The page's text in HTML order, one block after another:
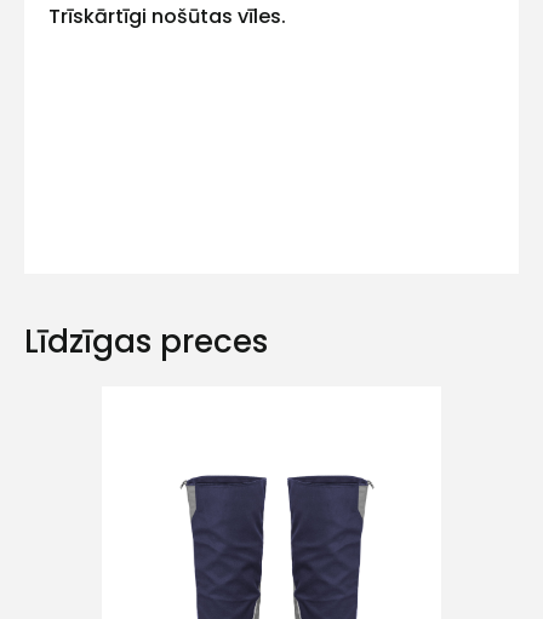
Trīskārtīgi nošūtas vīles.
Līdzīgas preces
Piekrītu SIA Hards
lietošanas noteikumiem